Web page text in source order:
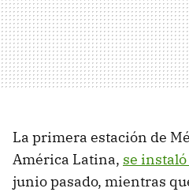
La primera estación de
América Latina, se
junio pasado, mientras